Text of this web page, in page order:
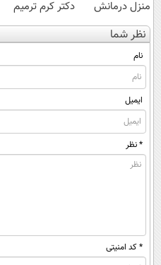
منزل درمانش
کن
(◀پرسش‌نامه)
دکتر کرم ترمیم
کننده 23 روزه
ساخت!
نظر شما
نام
ایمیل
* نظر
* کد امنیتی